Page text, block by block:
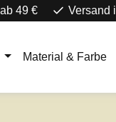
49 € Versand
Material & Farbe